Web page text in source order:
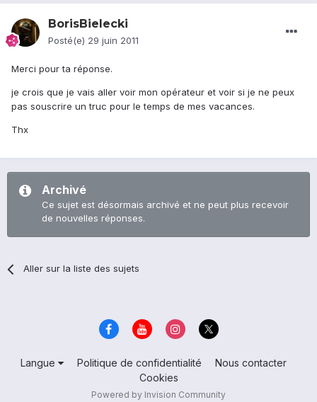
BorisBielecki
Posté(e) 29 juin 2011
Merci pour ta réponse.
je crois que je vais aller voir mon opérateur et voir si je ne peux
pas souscrire un truc pour le temps de mes vacances.
Thx
Archivé
Ce sujet est désormais archivé et ne peut plus recevoir
de nouvelles réponses.
Aller sur la liste des sujets
Langue Politique de confidentialité
Nous contacter
Cookies
Powered by Invision Community